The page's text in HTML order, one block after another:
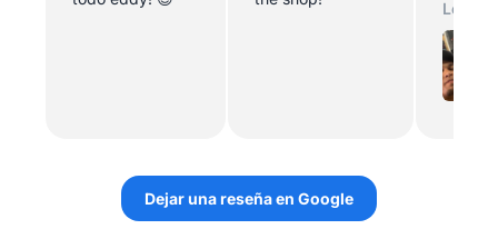
tablas
lo
Leer
Dejar una reseña en Google